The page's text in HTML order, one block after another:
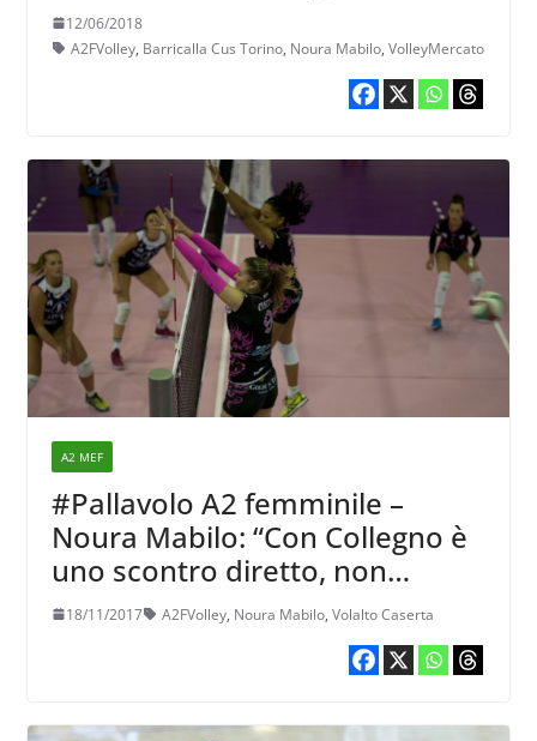
12/06/2018
A2FVolley, Barricalla Cus Torino, Noura Mabilo, VolleyMercato
A2 MEF
#Pallavolo A2 femminile –
Noura Mabilo: “Con Collegno è
uno scontro diretto, non
possiamo fallirlo”
18/11/2017 A2FVolley, Noura Mabilo, Volalto Caserta